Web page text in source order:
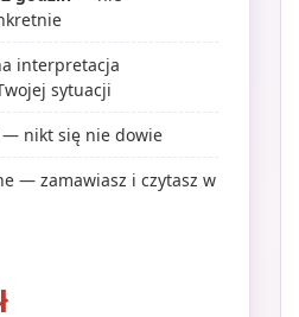
interpretacja
sytuacji
— nikt się nie dowie
— zamawiasz i czytasz w